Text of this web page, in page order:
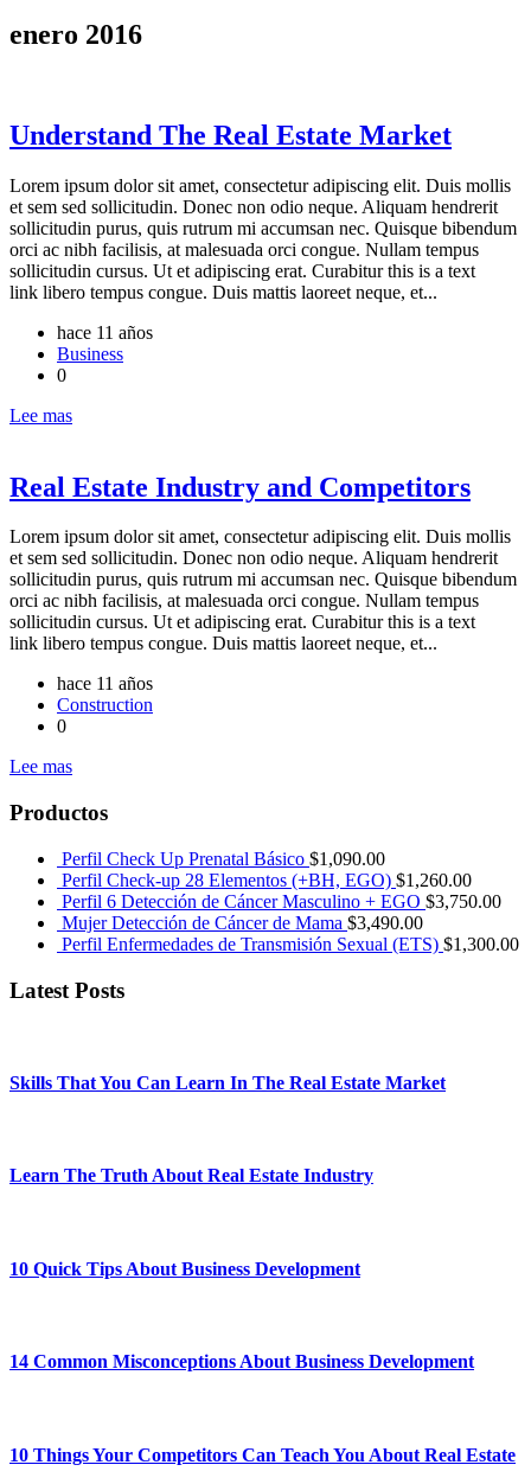
enero 2016
Understand The Real Estate Market
Lorem ipsum dolor sit amet, consectetur adipiscing elit. Duis mollis
et sem sed sollicitudin. Donec non odio neque. Aliquam hendrerit
sollicitudin purus, quis rutrum mi accumsan nec. Quisque bibendum
orci ac nibh facilisis, at malesuada orci congue. Nullam tempus
sollicitudin cursus. Ut et adipiscing erat. Curabitur this is a text
link libero tempus congue. Duis mattis laoreet neque, et...
hace 11 años
Business
0
Lee mas
Real Estate Industry and Competitors
Lorem ipsum dolor sit amet, consectetur adipiscing elit. Duis mollis
et sem sed sollicitudin. Donec non odio neque. Aliquam hendrerit
sollicitudin purus, quis rutrum mi accumsan nec. Quisque bibendum
orci ac nibh facilisis, at malesuada orci congue. Nullam tempus
sollicitudin cursus. Ut et adipiscing erat. Curabitur this is a text
link libero tempus congue. Duis mattis laoreet neque, et...
hace 11 años
Construction
0
Lee mas
Productos
Perfil Check Up Prenatal Básico $1,090.00
Perfil Check-up 28 Elementos (+BH, EGO) $1,260.00
Perfil 6 Detección de Cáncer Masculino + EGO $3,750.00
Mujer Detección de Cáncer de Mama $3,490.00
Perfil Enfermedades de Transmisión Sexual (ETS) $1,300.00
Latest Posts
Skills That You Can Learn In The Real Estate Market
Learn The Truth About Real Estate Industry
10 Quick Tips About Business Development
14 Common Misconceptions About Business Development
10 Things Your Competitors Can Teach You About Real Estate